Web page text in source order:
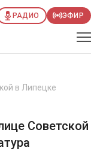
РАДИО ЭФИР
в Липецке
Советской